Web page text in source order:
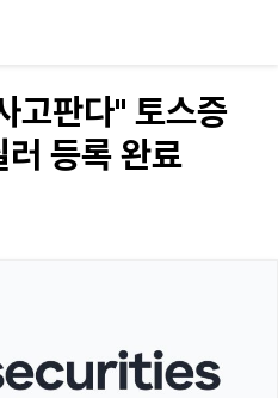
고판다" 토스증
등록 완료